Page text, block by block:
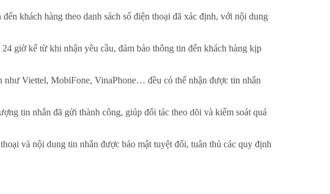
khách hàng theo danh sách số điện thoại đã xác định, với nội dung
giờ kể từ khi nhận yêu cầu, đảm bảo thông tin đến khách hàng kịp
như Viettel, MobiFone, VinaPhone… đều có thể nhận được tin nhắn
tin nhắn đã gửi thành công, giúp đối tác theo dõi và kiểm soát quá
và nội dung tin nhắn được bảo mật tuyệt đối, tuân thủ các quy định